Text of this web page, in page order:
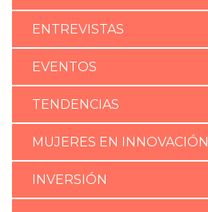
ENTREVISTAS
EVENTOS
TENDENCIAS
MUJERES EN INNOVACIÓN
INVERSIÓN